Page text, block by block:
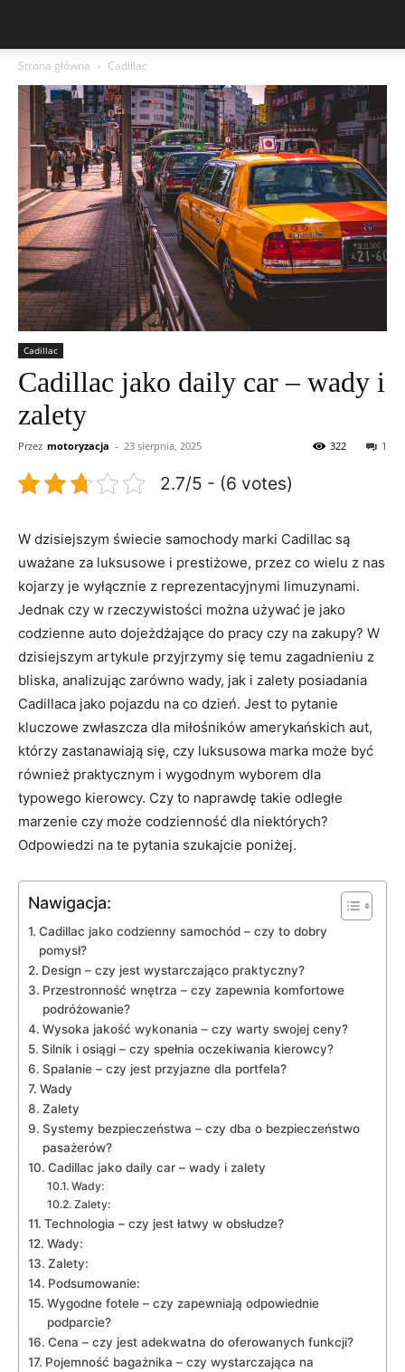
Strona główna Cadillac
Cadillac
Cadillac jako daily car – wady i
zalety
Przez motoryzacja - 23 sierpnia, 2025 1
322
2.7/5 - (6 votes)
W dzisiejszym świecie samochody marki Cadillac są
uważane za luksusowe ‌i prestiżowe, przez co wielu z nas
kojarzy je wyłącznie z reprezentacyjnymi limuzynami.
Jednak czy w rzeczywistości można używać je jako
codzienne auto dojeżdżające do pracy czy⁣ na zakupy? W
dzisiejszym artykule przyjrzymy się temu zagadnieniu z
bliska, ⁢analizując zarówno wady, jak i ‍zalety posiadania
Cadillaca jako‍ pojazdu na ​co dzień. Jest to ‍pytanie
kluczowe zwłaszcza dla miłośników amerykańskich aut, ​
którzy zastanawiają się, czy luksusowa marka może być
również praktycznym i⁢ wygodnym wyborem dla
typowego​ kierowcy. Czy to naprawdę takie odległe
marzenie czy ⁢może codzienność dla niektórych?
Odpowiedzi na te pytania szukajcie poniżej.
Nawigacja:
Cadillac jako ⁣codzienny samochód – czy to dobry
pomysł?
Design – czy ⁢jest wystarczająco praktyczny?
Przestronność wnętrza – czy zapewnia komfortowe
podróżowanie?
Wysoka jakość wykonania – czy warty swojej ceny?
Silnik i osiągi – ​czy spełnia ‌oczekiwania kierowcy?
Spalanie – czy ⁢jest przyjazne dla portfela?
Wady
Zalety
Systemy bezpieczeństwa⁢ – czy dba o ⁢bezpieczeństwo
pasażerów?
Cadillac jako daily car – wady i zalety
Wady:
Zalety:
Technologia – czy jest łatwy w⁤ obsłudze?
Wady:
Zalety:
Podsumowanie:
Wygodne fotele – czy zapewniają odpowiednie
podparcie?
Cena – czy jest adekwatna do oferowanych funkcji?
Pojemność bagażnika – czy wystarczająca na